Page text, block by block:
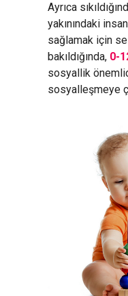
Ayrıca
yakınındaki
sağlamak için
bakıldığında, 0-
sosyallik
sosyalleşmeye